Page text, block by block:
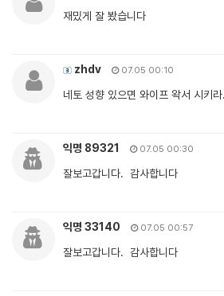
재밌게 잘 봤습니다
zhdv 07.05 00:10
네토 성향 있으면 와이프 왁서 시키
익명 89321 07.05 00:30
잘보고갑니다. 감사합니다
익명 33140 07.05 00:57
잘보고갑니다. 감사합니다